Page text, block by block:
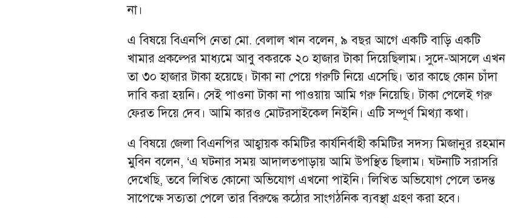
না।
এ বিষয়ে বিএনপি নেতা মো. বেলাল খান বলেন, ৯ বছর আগে একটি বাড়ি একটি
খামার প্রকল্পের মাধ্যমে আবু বকরকে ২০ হাজার টাকা দিয়েছিলাম। সুদে-আসলে এখন
তা ৩০ হাজার টাকা হয়েছে। টাকা না পেয়ে গরুটি নিয়ে এসেছি। তার কাছে কোন চাঁদা
দাবি করা হয়নি। সেই পাওনা টাকা না পাওয়ায় আমি গরু নিয়েছি। টাকা পেলেই গরু
ফেরত দিয়ে দেব। আমি কারও মোটরসাইকেল নিইনি। এটি সম্পূর্ণ মিথ্যা কথা।
এ বিষয়ে জেলা বিএনপির আহ্বায়ক কমিটির কার্যনির্বাহী কমিটির সদস্য মিজানুর রহমান
মুবিন বলেন, ‘এ ঘটনার সময় আদালতপাড়ায় আমি উপস্থিত ছিলাম। ঘটনাটি সরাসরি
দেখেছি, তবে লিখিত কোনো অভিযোগ এখনো পাইনি। লিখিত অভিযোগ পেলে তদন্ত
সাপেক্ষে সত্যতা পেলে তার বিরুদ্ধে কঠোর সাংগঠনিক ব্যবস্থা গ্রহণ করা হবে।